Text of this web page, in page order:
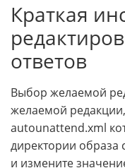
Краткая
ответов
Выбор желаемой
желаемой
autounattend.xml
директории
и измените